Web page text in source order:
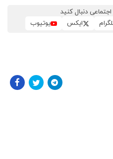
دنبال کنید
ایکس یوتیوب